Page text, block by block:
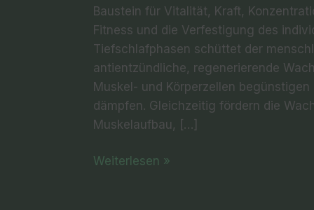
Baustein für Vitalität, Kraft,
Fitness und die Verfestigung des
Tiefschlafphasen schüttet der
antientzündliche, regenerierende
Muskel- und Körperzellen
dämpfen. Gleichzeitig fördern die
Muskelaufbau, […]
Weiterlesen »